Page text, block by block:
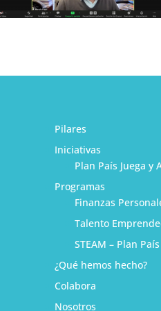
Pilares
Iniciativas
Plan País Juega y
Programas
Finanzas
Talento
STEAM – Plan País
¿Qué hemos hecho?
Colabora
Nosotros